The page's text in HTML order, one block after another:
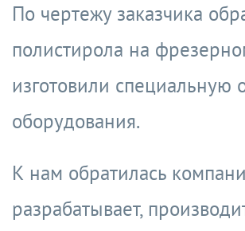
По чертежу заказчика
полистирола на
изготовили специальную
оборудования.
К нам обратилась
разрабатывает,